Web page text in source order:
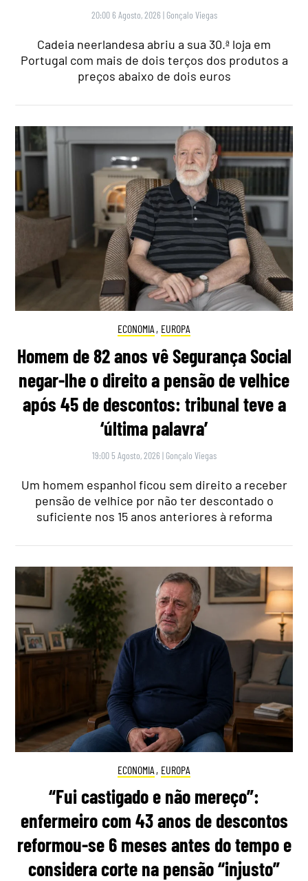
20:00 6 Agosto, 2026 | Gonçalo Viegas
Cadeia neerlandesa abriu a sua 30.ª loja em
Portugal com mais de dois terços dos produtos a
preços abaixo de dois euros
ECONOMIA , EUROPA
Homem de 82 anos vê Segurança Social
negar-lhe o direito a pensão de velhice
após 45 de descontos: tribunal teve a
‘última palavra’
19:00 5 Agosto, 2026 | Gonçalo Viegas
Um homem espanhol ficou sem direito a receber
pensão de velhice por não ter descontado o
suficiente nos 15 anos anteriores à reforma
ECONOMIA , EUROPA
“Fui castigado e não mereço”:
enfermeiro com 43 anos de descontos
reformou-se 6 meses antes do tempo e
considera corte na pensão “injusto”